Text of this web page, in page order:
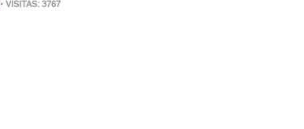
• VISITAS: 3767